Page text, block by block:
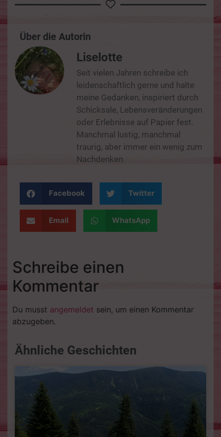
Über die Autorin
Liselotte
Seit vielen Jahren schreibe ich
leidenschaftlich gerne und halte
meine Gedanken, inspiriert durch
Schicksale, Lebensveränderungen
oder Erlebnisse auf Papier fest.
Manchmal lustig, manchmal
traurig, aber immer ein wenig zum
Nachdenken.
Facebook Twitter
Email WhatsApp
Schreibe einen
Kommentar
Du musst angemeldet sein, um einen Kommentar
abzugeben.
Ähnliche Geschichten